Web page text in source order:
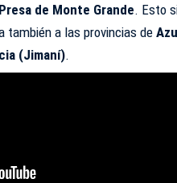
Presa de Monte Grande. Esto
también a las provincias de
(Jimaní).